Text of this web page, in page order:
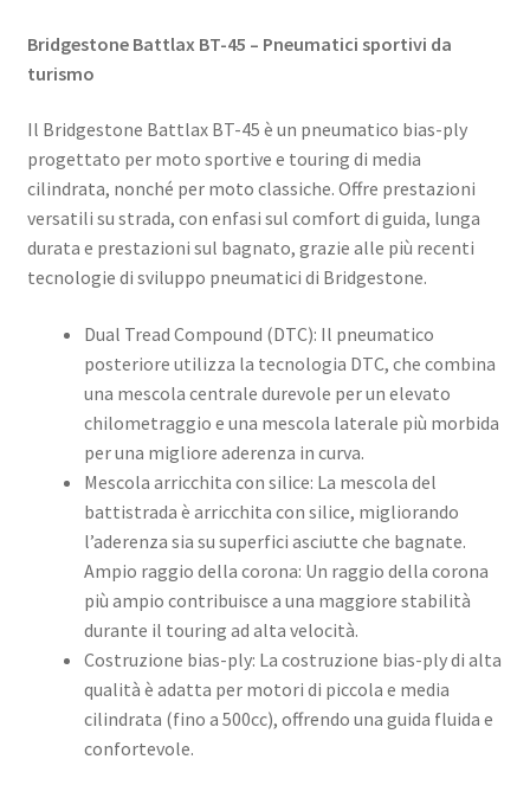
Bridgestone Battlax BT-45 – Pneumatici sportivi da
turismo
Il Bridgestone Battlax BT-45 è un pneumatico bias-ply
progettato per moto sportive e touring di media
cilindrata, nonché per moto classiche. Offre prestazioni
versatili su strada, con enfasi sul comfort di guida, lunga
durata e prestazioni sul bagnato, grazie alle più recenti
tecnologie di sviluppo pneumatici di Bridgestone. ​
Dual Tread Compound (DTC): Il pneumatico
posteriore utilizza la tecnologia DTC, che combina
una mescola centrale durevole per un elevato
chilometraggio e una mescola laterale più morbida
per una migliore aderenza in curva. ​
Mescola arricchita con silice: La mescola del
battistrada è arricchita con silice, migliorando
l’aderenza sia su superfici asciutte che bagnate. ​
Ampio raggio della corona: Un raggio della corona
più ampio contribuisce a una maggiore stabilità
durante il touring ad alta velocità. ​
Costruzione bias-ply: La costruzione bias-ply di alta
qualità è adatta per motori di piccola e media
cilindrata (fino a 500cc), offrendo una guida fluida e
confortevole. ​